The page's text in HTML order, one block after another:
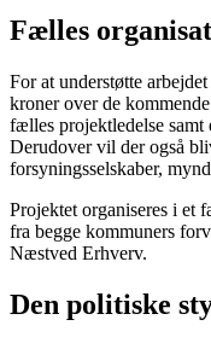
Fælles
For at understøtte
kroner over de
fælles projektledelse samt
Derudover vil der også
forsyningsselskaber,
Projektet organiseres i et
fra begge kommuners
Næstved Erhverv.
Den politiske